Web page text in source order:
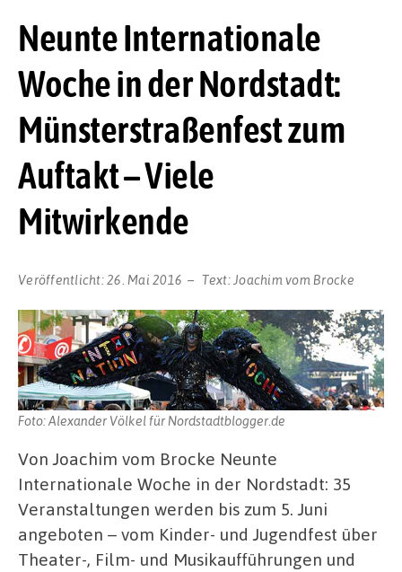
Neunte Internationale
Woche in der Nordstadt:
Münsterstraßenfest zum
Auftakt – Viele
Mitwirkende
Veröffentlicht:26. Mai 2016 Text: Joachim vom Brocke
Foto: Alexander Völkel für Nordstadtblogger.de
Von Joachim vom Brocke Neunte
Internationale Woche in der Nordstadt: 35
Veranstaltungen werden bis zum 5. Juni
angeboten – vom Kinder- und Jugendfest über
Theater-, Film- und Musikaufführungen und